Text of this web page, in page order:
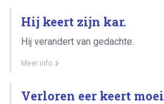
Hij keert zijn kar.
Hij verandert van gedachte.
Meer info
Verloren eer keert